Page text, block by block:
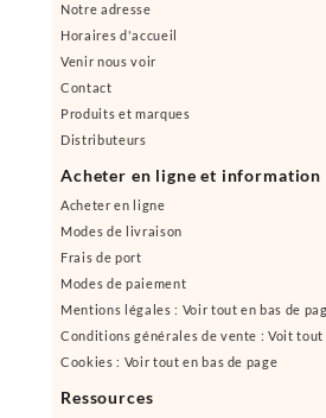
Notre adresse
Horaires d'accueil
Venir nous voir
Contact
Produits et marques
Distributeurs
Acheter en ligne et information
Acheter en ligne
Modes de livraison
Frais de port
Modes de paiement
Mentions légales : Voir tout en bas de
Conditions générales de vente : Voit tout
Cookies : Voir tout en bas de page
Ressources